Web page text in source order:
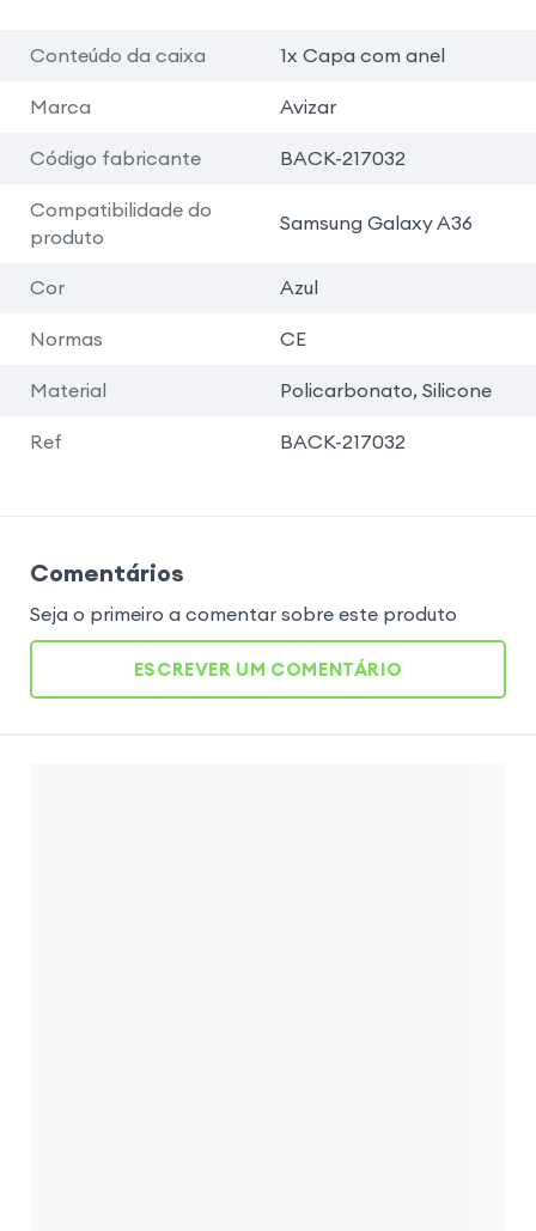
Conteúdo da caixa 1x Capa com anel
Marca Avizar
Código fabricante BACK-217032
Compatibilidade do
produto
Samsung Galaxy A36
Cor Azul
Normas CE
Material Policarbonato, Silicone
Ref BACK-217032
Comentários
Seja o primeiro a comentar sobre este produto
ESCREVER UM COMENTÁRIO